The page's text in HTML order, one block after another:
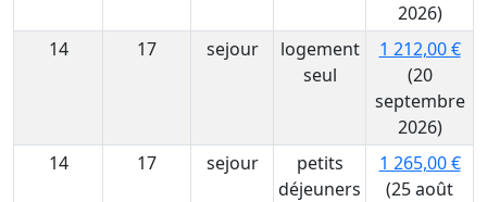
2026)
14
17 sejour
logement
seul
1 212,00 €
(20
septembre
2026)
14
17 sejour
petits
déjeuners
1 265,00 €
(25 août